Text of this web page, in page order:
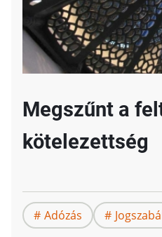
Megszűnt a
kötelezettség
Adózás